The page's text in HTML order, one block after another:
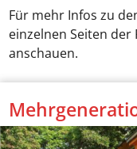
Für mehr Infos zu
einzelnen Seiten
anschauen.